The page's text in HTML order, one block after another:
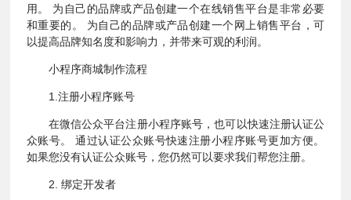
用。 为自己的品牌或产品创建一个在线销售平台是非常必要
和重要的。 为自己的品牌或产品创建一个网上销售平台，可
以提高品牌知名度和影响力，并带来可观的利润。
小程序商城制作流程
1.注册小程序账号
在微信公众平台注册小程序账号，也可以快速注册认证公
众账号。 通过认证公众账号快速注册小程序账号更加方便。
如果您没有认证公众账号，您仍然可以要求我们帮您注册。
2. 绑定开发者